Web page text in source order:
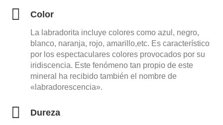
Color
La labradorita incluye colores como azul, negro,
blanco, naranja, rojo, amarillo,etc. Es característico
por los espectaculares colores provocados por su
iridiscencia. Este fenómeno tan propio de este
mineral ha recibido también el nombre de
«labradorescencia».
Dureza